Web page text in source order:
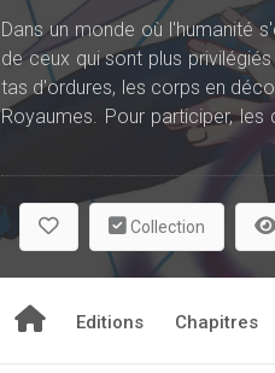
Dans un monde où l'humanité
de ceux qui sont plus
tas d'ordures, les corps en
Royaumes. Pour participer,
récupère sur le corps des
Peu intéressé par le tournoi et
fortuite avec un homme
sombre.
Collection
Editions Chapitres